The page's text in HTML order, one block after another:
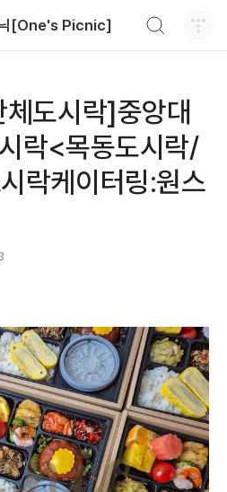
[One's Picnic]
도시락]중앙대
락<목동도시락/
락케이터링:원스